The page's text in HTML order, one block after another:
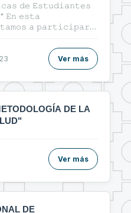
𝚍𝚎 𝙴𝚜𝚝𝚞𝚍𝚒𝚊𝚗𝚝𝚎𝚜
𝙴𝚗 𝚎𝚜𝚝𝚊
𝚊 𝚙𝚊𝚛𝚝𝚒𝚌𝚒𝚙𝚊𝚛
ᴇɴ ᴇʟ ᴀ́ʀᴇᴀ ᴅᴇ ʟᴀ
Ver más
DE LA
Ver más
DE